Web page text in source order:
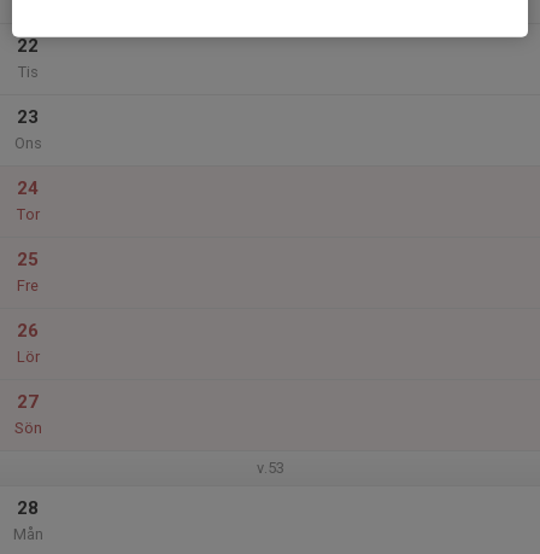
22
Tis
23
Ons
24
Tor
25
Fre
26
Lör
27
Sön
v.53
28
Mån